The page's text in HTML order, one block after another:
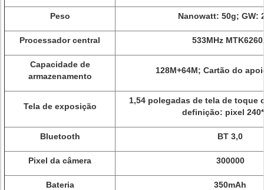
Peso Nanowatt: 50g; GW:
Processador central 533MHz
Capacidade de
armazenamento
128M+64M; Cartão do
Tela de exposição
1,54 polegadas de tela de toque
definição: pixel
Bluetooth BT 3,0
Pixel da câmera 300000
Bateria 350mAh